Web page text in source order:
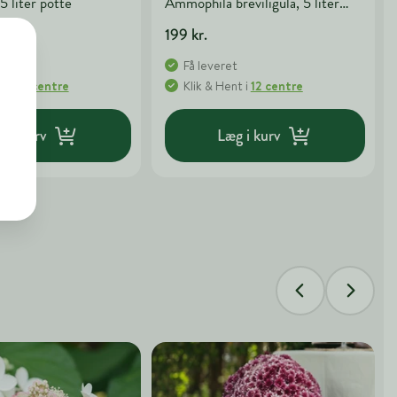
12 centre
i kurv
199 kr.
Få leveret
Klik & Hent i 12 centre
Læg i kurv